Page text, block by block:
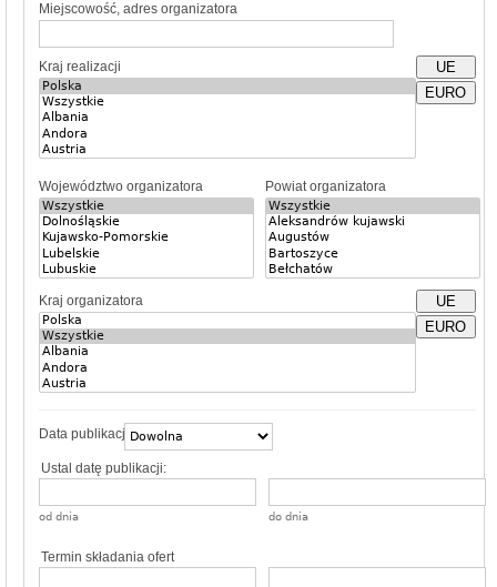
Miejscowość, adres organizatora
Kraj realizacji
UE
EURO
Województwo organizatora Powiat organizatora
Kraj organizatora
UE
EURO
Data publikacji
Ustal datę publikacji:
od dnia do dnia
Termin składania ofert